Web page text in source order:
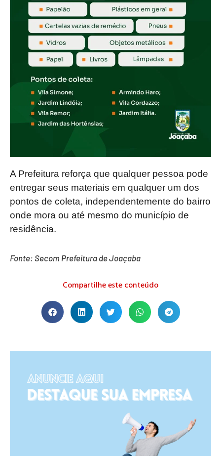
A Prefeitura reforça que qualquer pessoa pode
entregar seus materiais em qualquer um dos
pontos de coleta, independentemente do bairro
onde mora ou até mesmo do município de
residência.
Fonte: Secom Prefeitura de Joaçaba
Compartilhe este conteúdo